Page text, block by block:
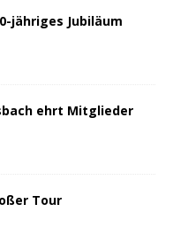
jähriges Jubiläum
ehrt Mitglieder
Tour